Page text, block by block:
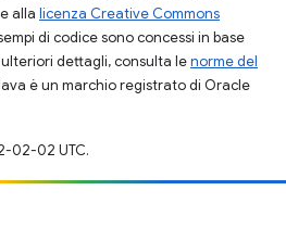
alla licenza Creative Commons
di codice sono concessi in base
ulteriori dettagli, consulta lenorme del
è un marchio registrato di Oracle
02-02 UTC.